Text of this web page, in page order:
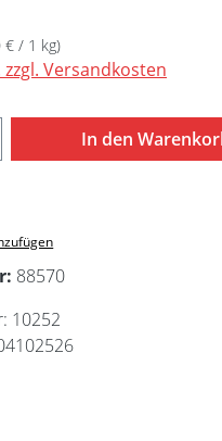
€ / 1 kg)
Versandkosten
Gib den
In den
88570
10252